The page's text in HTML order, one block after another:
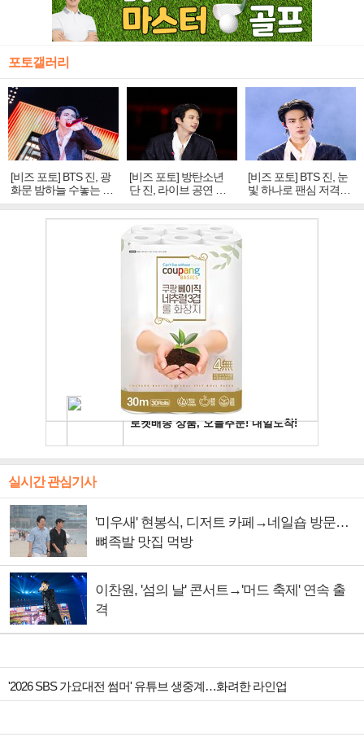
포토갤러리
[비즈 포토] BTS 진, 광
화문 밤하늘 수놓는 '비
주얼 킹'의 열창
[비즈 포토] 방탄소년
단 진, 라이브 공연 중
빛나는 독보적 아우라
[비즈 포토] BTS 진, 눈
빛 하나로 팬심 저격…
독보적 카리스마
실시간 관심기사
'미우새' 현봉식, 디저트 카페→네일숍 방문…
뼈족발 맛집 먹방
이찬원, '섬의 날' 콘서트→'머드 축제' 연속 출
격
'2026 SBS 가요대전 썸머' 유튜브 생중계…화려한 라인업